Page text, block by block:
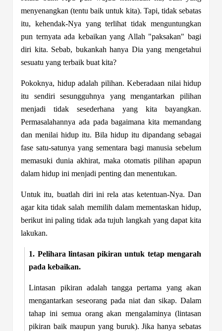
menyenangkan (tentu baik untuk kita). Tapi, tidak sebatas
itu, kehendak-Nya yang terlihat tidak menguntungkan
pun ternyata ada kebaikan yang Allah "paksakan" bagi
diri kita. Sebab, bukankah hanya Dia yang mengetahui
sesuatu yang terbaik buat kita?
Pokoknya, hidup adalah pilihan. Keberadaan nilai hidup
itu sendiri sesungguhnya yang mengantarkan pilihan
menjadi tidak sesederhana yang kita bayangkan.
Permasalahannya ada pada bagaimana kita memandang
dan menilai hidup itu. Bila hidup itu dipandang sebagai
fase satu-satunya yang sementara bagi manusia sebelum
memasuki dunia akhirat, maka otomatis pilihan apapun
dalam hidup ini menjadi penting dan menentukan.
Untuk itu, buatlah diri ini rela atas ketentuan-Nya. Dan
agar kita tidak salah memilih dalam mementaskan hidup,
berikut ini paling tidak ada tujuh langkah yang dapat kita
lakukan.
1. Pelihara lintasan pikiran untuk tetap mengarah
pada kebaikan.
Lintasan pikiran adalah tangga pertama yang akan
mengantarkan seseorang pada niat dan sikap. Dalam
tahap ini semua orang akan mengalaminya (lintasan
pikiran baik maupun yang buruk). Jika hanya sebatas